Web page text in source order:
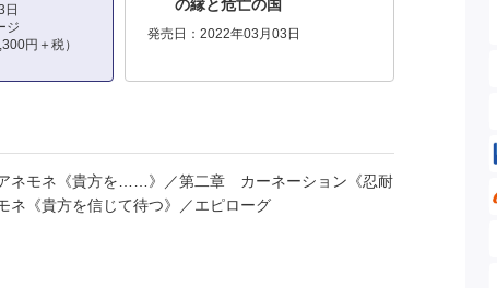
ジ
円＋税）
の縁と危亡の国
発売日：2022年03月03日
ネモネ《貴方を……》／第二章 カーネーション《忍耐
《貴方を信じて待つ》／エピローグ